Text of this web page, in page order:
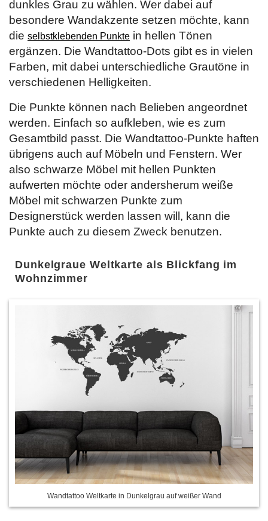
dunkles Grau zu wählen. Wer dabei auf
besondere Wandakzente setzen möchte, kann
die selbstklebenden Punkte in hellen Tönen
ergänzen. Die Wandtattoo-Dots gibt es in vielen
Farben, mit dabei unterschiedliche Grautöne in
verschiedenen Helligkeiten.
Die Punkte können nach Belieben angeordnet
werden. Einfach so aufkleben, wie es zum
Gesamtbild passt. Die Wandtattoo-Punkte haften
übrigens auch auf Möbeln und Fenstern. Wer
also schwarze Möbel mit hellen Punkten
aufwerten möchte oder andersherum weiße
Möbel mit schwarzen Punkte zum
Designerstück werden lassen will, kann die
Punkte auch zu diesem Zweck benutzen.
Dunkelgraue Weltkarte als Blickfang im
Wohnzimmer
Wandtattoo Weltkarte in Dunkelgrau auf weißer Wand